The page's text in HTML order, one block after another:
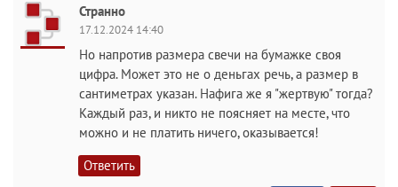
Странно
17.12.2024 14:40
Но напротив размера свечи на бумажке своя
цифра. Может это не о деньгах речь, а размер в
сантиметрах указан. Нафига же я "жертвую" тогда?
Каждый раз, и никто не поясняет на месте, что
можно и не платить ничего, оказывается!
Ответить